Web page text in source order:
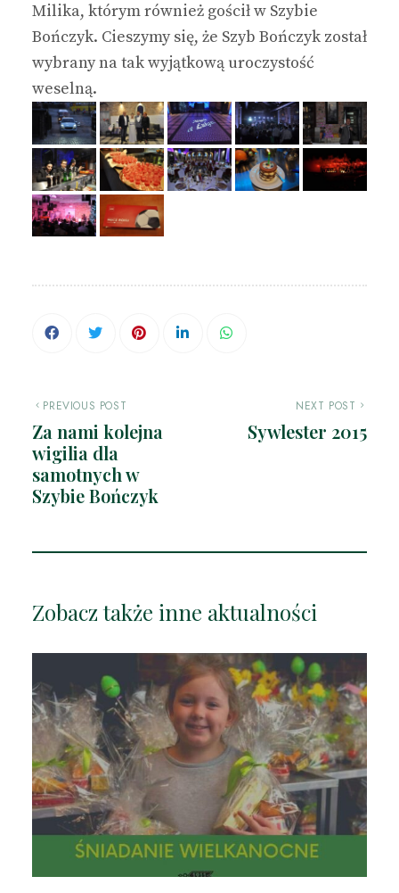
Milika, którym również gościł w Szybie
Bończyk. Cieszymy się, że Szyb Bończyk został
wybrany na tak wyjątkową uroczystość
weselną.
PREVIOUS POST
Za nami kolejna
wigilia dla
samotnych w
Szybie Bończyk
NEXT POST
Sywlester 2015
Zobacz także inne aktualności